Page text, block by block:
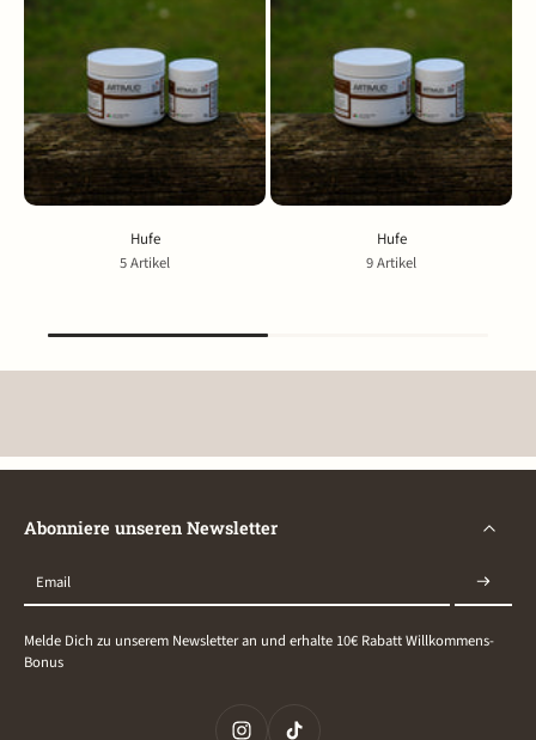
Hufe
5 Artikel
Hufe
9 Artikel
Abonniere unseren Newsletter
Email
Melde Dich zu unserem Newsletter an und erhalte 10€ Rabatt Willkommens-
Bonus